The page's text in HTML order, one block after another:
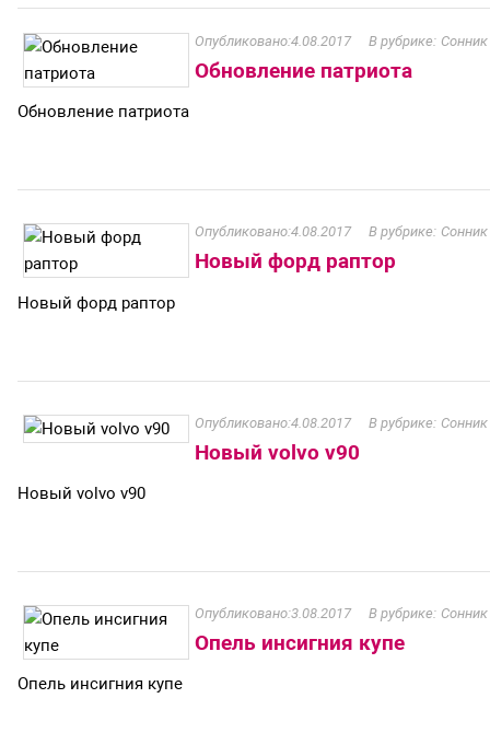
4.08.2017 Сонник
Обновление патриота
Обновление патриота
4.08.2017 Сонник
Новый форд раптор
Новый форд раптор
4.08.2017 Сонник
Новый volvo v90
Новый volvo v90
3.08.2017 Сонник
Опель инсигния купе
Опель инсигния купе